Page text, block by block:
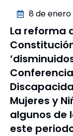
8 de enero
La reforma
Mujeres y
algunos de
este